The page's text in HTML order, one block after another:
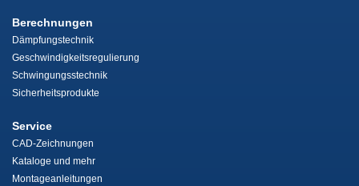
Berechnungen
Dämpfungstechnik
Geschwindigkeitsregulierung
Schwingungsstechnik
Sicherheitsprodukte
Service
CAD-Zeichnungen
Kataloge und mehr
Montageanleitungen